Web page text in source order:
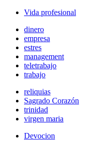
Vida profesional
dinero
empresa
estres
management
teletrabajo
trabajo
reliquias
Sagrado Corazón
trinidad
virgen maria
Devocion